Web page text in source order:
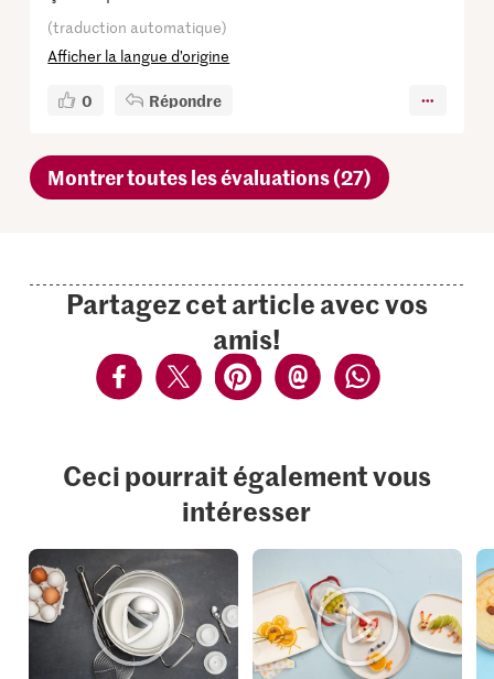
(traduction automatique)
Afficher la langue d’origine
0 Répondre
Montrer toutes les évaluations (27)
Partagez cet article avec vos
amis!
Ceci pourrait également vous
intéresser